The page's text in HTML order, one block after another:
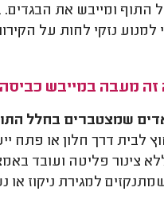
התוף ומייבש את הבגדים.
למנוע נזקי לחות על
זה מעבה במייבש
שמצטברים בחלל
לבית דרך חלון או פתח
צינור פליטה ועובד
למגירת ניקוז או